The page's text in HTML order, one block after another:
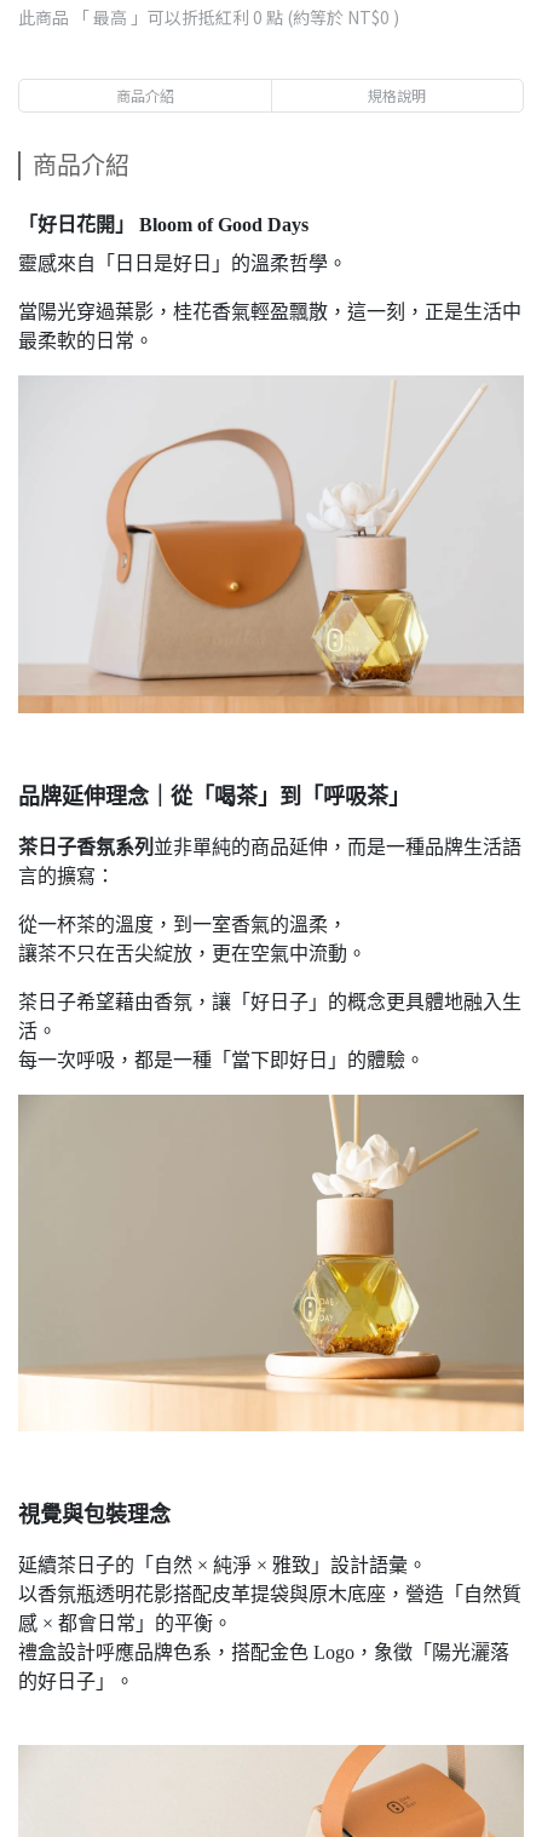
此商品 「 最高 」可以折抵紅利 0 點 (約等於 NT$0 )
商品介紹 規格說明
商品介紹
「好日花開」 Bloom of Good Days
靈感來自「日日是好日」的溫柔哲學。
當陽光穿過葉影，桂花香氣輕盈飄散，這一刻，正是生活中
最柔軟的日常。
品牌延伸理念｜從「喝茶」到「呼吸茶」
茶日子香氛系列 並非單純的商品延伸，而是一種品牌生活語
言的擴寫：
從一杯茶的溫度，到一室香氣的溫柔，
讓茶不只在舌尖綻放，更在空氣中流動。
茶日子希望藉由香氛，讓「好日子」的概念更具體地融入生
活。
每一次呼吸，都是一種「當下即好日」的體驗。
視覺與包裝理念
延續茶日子的「自然 × 純淨 × 雅致」設計語彙。
以香氛瓶透明花影搭配皮革提袋與原木底座，營造「自然質
感 × 都會日常」的平衡。
禮盒設計呼應品牌色系，搭配金色 Logo，象徵「陽光灑落
的好日子」。